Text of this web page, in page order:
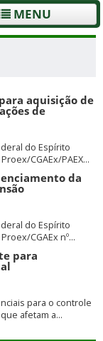
MENU
aquisição de
de
do Espírito
CGAEx/PAEX...
da
do Espírito
CGAEx nº...
para
para o controle
afetam a...